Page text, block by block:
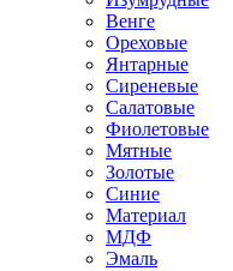
Венге
Ореховые
Янтарные
Сиреневые
Салатовые
Фиолетовые
Мятные
Золотые
Синие
Материал
МДФ
Эмаль